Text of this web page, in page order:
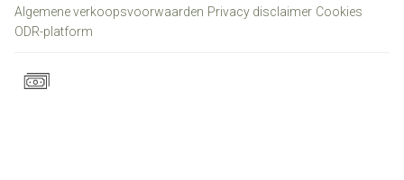
Algemene verkoopsvoorwaarden Privacy disclaimer Cookies
ODR-platform